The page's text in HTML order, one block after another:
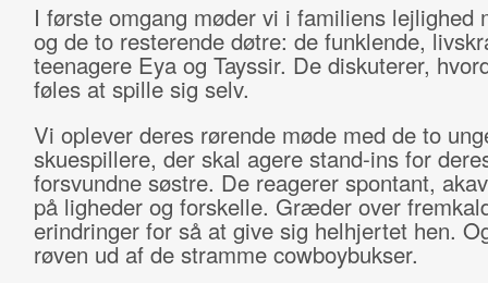
I første omgang møder vi i familiens lejlighed
og de to resterende døtre: de funklende,
teenagere Eya og Tayssir. De diskuterer,
føles at spille sig selv.
Vi oplever deres rørende møde med de to
skuespillere, der skal agere stand-ins for
forsvundne søstre. De reagerer spontant,
på ligheder og forskelle. Græder over
erindringer for så at give sig helhjertet hen.
røven ud af de stramme cowboybukser.